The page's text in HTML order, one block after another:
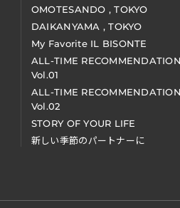
OMOTESANDO , TOKYO
DAIKANYAMA , TOKYO
My Favorite IL BISONTE
ALL-TIME
Vol.01
ALL-TIME
Vol.02
STORY OF YOUR LIFE
新しい季節のパートナーに